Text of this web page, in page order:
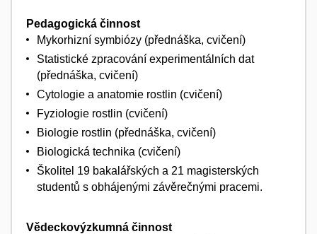
Pedagogická činnost
Mykorhizní symbiózy (přednáška, cvičení)
Statistické zpracování experimentálních dat
(přednáška, cvičení)
Cytologie a anatomie rostlin (cvičení)
Fyziologie rostlin (cvičení)
Biologie rostlin (přednáška, cvičení)
Biologická technika (cvičení)
Školitel 19 bakalářských a 21 magisterských
studentů s obhájenými závěrečnými pracemi.
Vědeckovýzkumná činnost